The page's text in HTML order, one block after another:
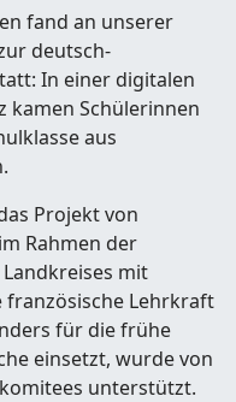
fand an unserer
deutsch-
In einer digitalen
kamen Schülerinnen
aus
Projekt von
Rahmen der
mit
französische Lehrkraft
für die frühe
einsetzt, wurde von
unterstützt.